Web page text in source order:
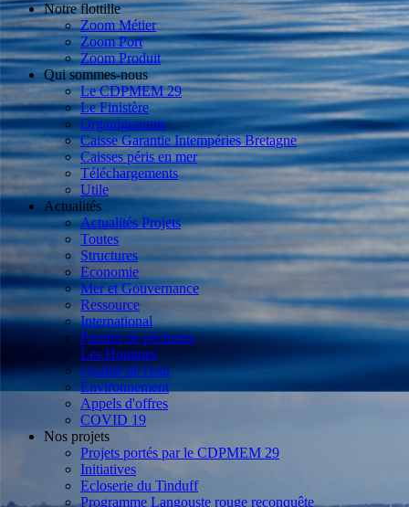
Notre flottille
Zoom Métier
Zoom Port
Zoom Produit
Qui sommes-nous
Le CDPMEM 29
Le Finistère
Organigramme
Caisse Garantie Intempéries Bretagne
Caisses péris en mer
Téléchargements
Utile
Actualités
Actualités Projets
Toutes
Structures
Economie
Mer et Gouvernance
Ressource
International
Paroles de pêcheurs
Les Hommes
Qualité de l'eau
Environnement
Appels d'offres
COVID 19
Nos projets
Projets portés par le CDPMEM 29
Initiatives
Ecloserie du Tinduff
Programme Langouste rouge reconquête